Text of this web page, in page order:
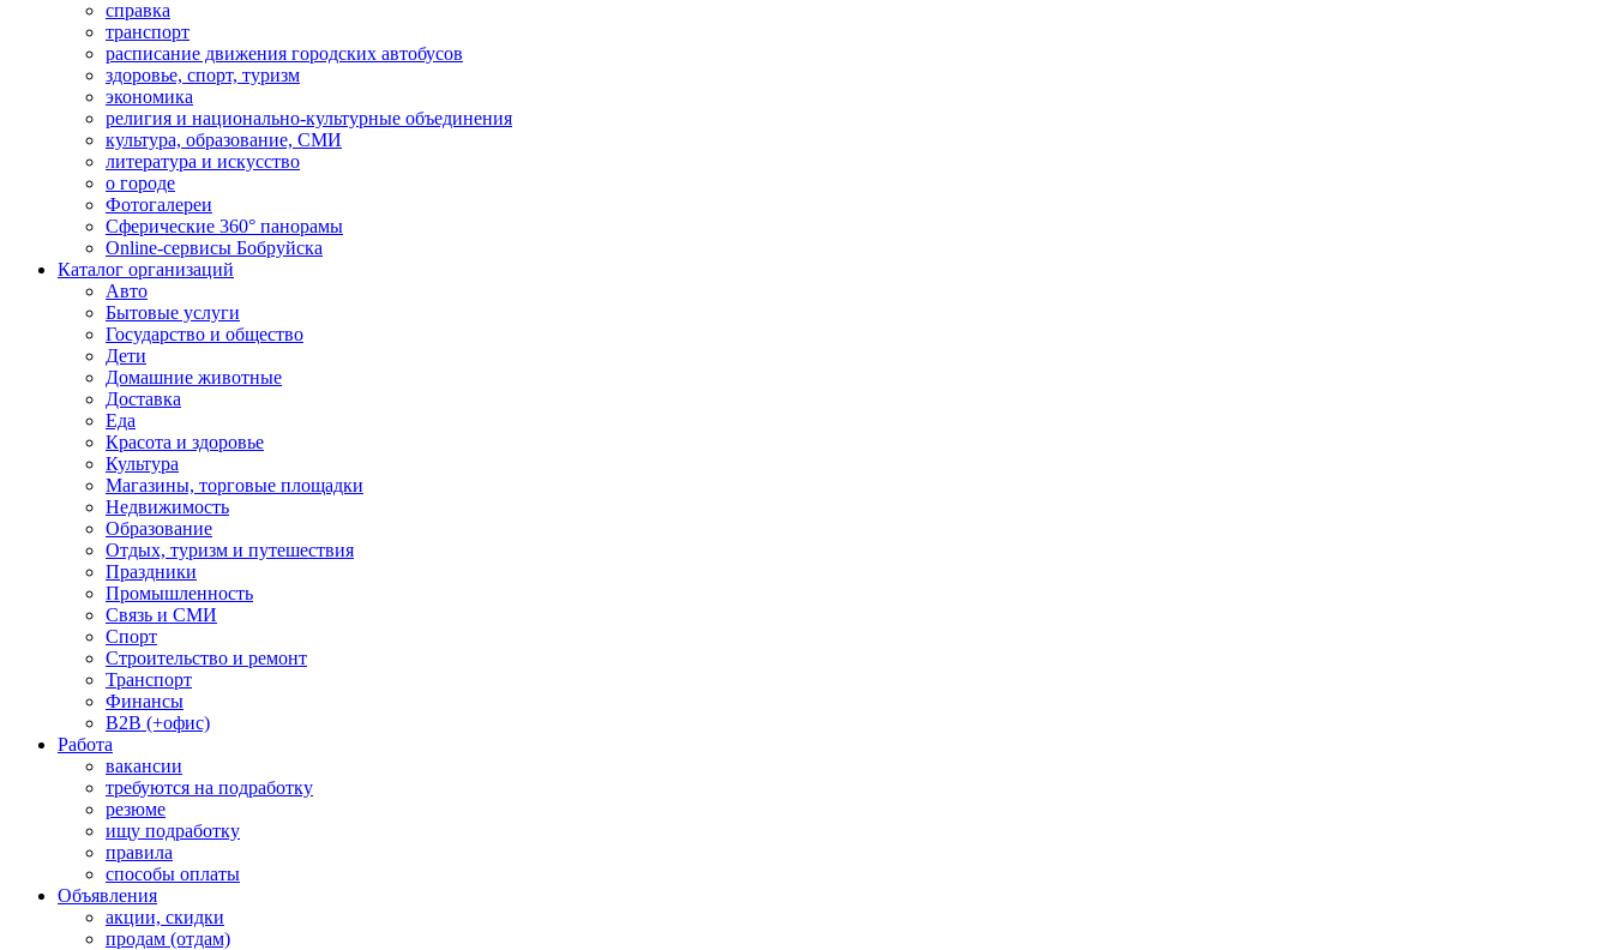
справка
транспорт
расписание движения городских автобусов
здоровье, спорт, туризм
экономика
религия и национально-культурные объединения
культура, образование, СМИ
литература и искусство
о городе
Фотогалереи
Сферические 360° панорамы
Online-сервисы Бобруйска
Каталог организаций
Авто
Бытовые услуги
Государство и общество
Дети
Домашние животные
Доставка
Еда
Красота и здоровье
Культура
Магазины, торговые площадки
Недвижимость
Образование
Отдых, туризм и путешествия
Праздники
Промышленность
Связь и СМИ
Спорт
Строительство и ремонт
Транспорт
Финансы
B2B (+офис)
Работа
вакансии
требуются на подработку
резюме
ищу подработку
правила
способы оплаты
Объявления
акции, скидки
продам (отдам)